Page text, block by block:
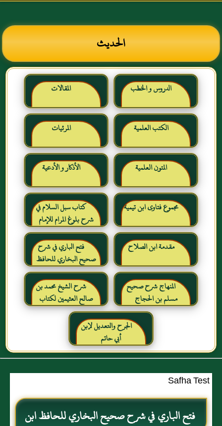
الحديث
الدروس و الخطب المقالات
الكتب العلمية المرئيات
المتون العلمية الأذكار و الأدعية
مجموع فتاوى ابن تيمية
كتاب سبل السلام في
شرح بلوغ المرام للإمام
الصنعاني رحمه الله
مقدمة ابن الصلاح
فتح الباري في شرح
صحيح البخاري للحافظ
ابن حجر العسقلاني
المنهاج شرح صحيح
مسلم بن الحجاج
شرح الشيخ محمد بن
صالح العثيمين لكتاب
رياض الصالحين للإمام
النووي رحمهم الله تعالىالجرح والتعديل لإبن
أبي حاتم
Safha Test
فتح الباري في شرح صحيح البخاري للحافظ ابن